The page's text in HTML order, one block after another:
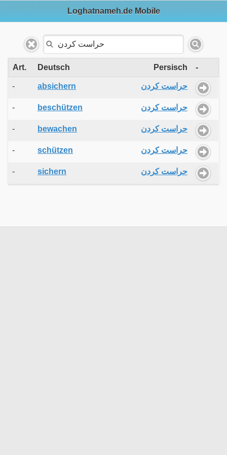
Loghatnameh.de Mobile
Art. Deutsch Persisch -
- absichern حراست کردن
- beschützen حراست کردن
- bewachen حراست کردن
- schützen حراست کردن
- sichern حراست کردن